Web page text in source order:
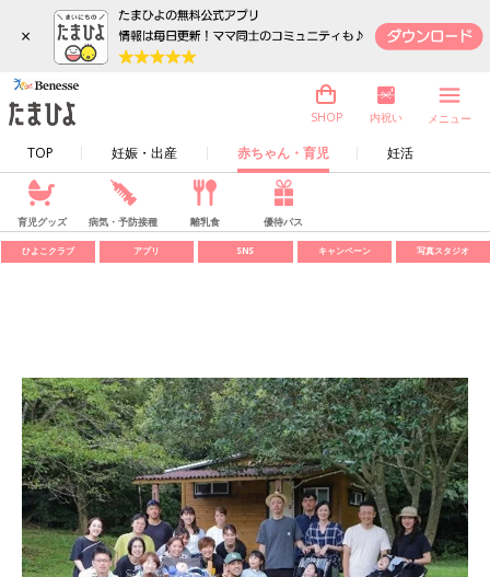
×
TOP 妊娠・出産 赤ちゃん・育児 妊活
SHOP 内祝い メニュー
育児グッズ 病気・予防接種 離乳食 優待パス
ひよこクラブ アプリ SNS キャンペーン 写真スタジオ